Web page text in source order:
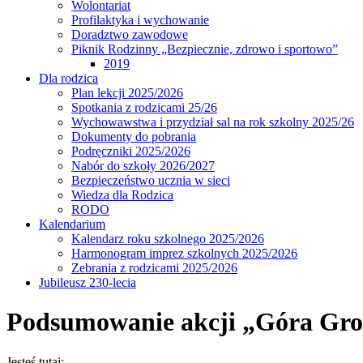
Wolontariat
Profilaktyka i wychowanie
Doradztwo zawodowe
Piknik Rodzinny „Bezpiecznie, zdrowo i sportowo”
2019
Dla rodzica
Plan lekcji 2025/2026
Spotkania z rodzicami 25/26
Wychowawstwa i przydział sal na rok szkolny 2025/26
Dokumenty do pobrania
Podręczniki 2025/2026
Nabór do szkoły 2026/2027
Bezpieczeństwo ucznia w sieci
Wiedza dla Rodzica
RODO
Kalendarium
Kalendarz roku szkolnego 2025/2026
Harmonogram imprez szkolnych 2025/2026
Zebrania z rodzicami 2025/2026
Jubileusz 230-lecia
Podsumowanie akcji „Góra